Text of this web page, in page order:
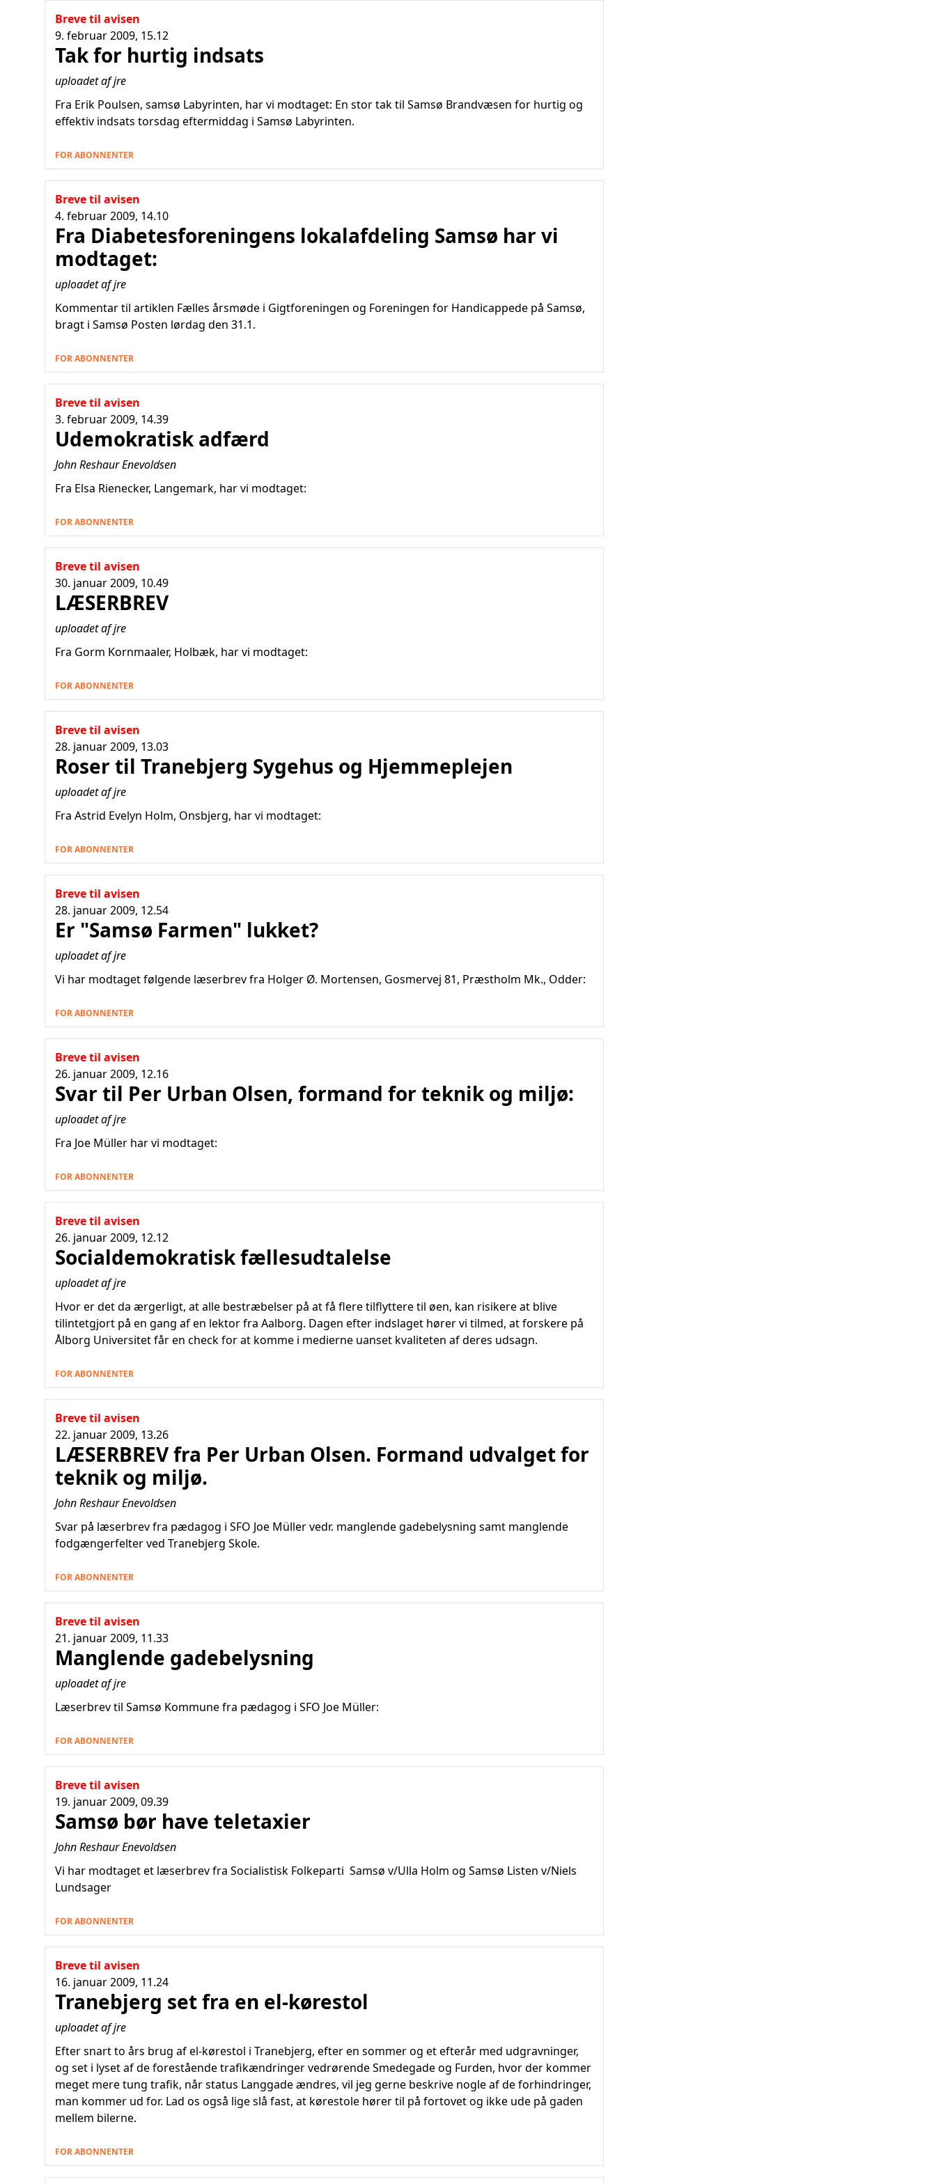
Breve til avisen
9. februar 2009, 15.12
Tak for hurtig indsats
uploadet af jre
Fra Erik Poulsen, samsø Labyrinten, har vi modtaget: En stor tak til Samsø Brandvæsen for hurtig og
effektiv indsats torsdag eftermiddag i Samsø Labyrinten.
FOR ABONNENTER
Breve til avisen
4. februar 2009, 14.10
Fra Diabetesforeningens lokalafdeling Samsø har vi
modtaget:
uploadet af jre
Kommentar til artiklen Fælles årsmøde i Gigtforeningen og Foreningen for Handicappede på Samsø,
bragt i Samsø Posten lørdag den 31.1.
FOR ABONNENTER
Breve til avisen
3. februar 2009, 14.39
Udemokratisk adfærd
John Reshaur Enevoldsen
Fra Elsa Rienecker, Langemark, har vi modtaget:
FOR ABONNENTER
Breve til avisen
30. januar 2009, 10.49
LÆSERBREV
uploadet af jre
Fra Gorm Kornmaaler, Holbæk, har vi modtaget:
FOR ABONNENTER
Breve til avisen
28. januar 2009, 13.03
Roser til Tranebjerg Sygehus og Hjemmeplejen
uploadet af jre
Fra Astrid Evelyn Holm, Onsbjerg, har vi modtaget:
FOR ABONNENTER
Breve til avisen
28. januar 2009, 12.54
Er "Samsø Farmen" lukket?
uploadet af jre
Vi har modtaget følgende læserbrev fra Holger Ø. Mortensen, Gosmervej 81, Præstholm Mk., Odder:
FOR ABONNENTER
Breve til avisen
26. januar 2009, 12.16
Svar til Per Urban Olsen, formand for teknik og miljø:
uploadet af jre
Fra Joe Müller har vi modtaget:
FOR ABONNENTER
Breve til avisen
26. januar 2009, 12.12
Socialdemokratisk fællesudtalelse
uploadet af jre
Hvor er det da ærgerligt, at alle bestræbelser på at få flere tilflyttere til øen, kan risikere at blive
tilintetgjort på en gang af en lektor fra Aalborg. Dagen efter indslaget hører vi tilmed, at forskere på
Ålborg Universitet får en check for at komme i medierne uanset kvaliteten af deres udsagn.
FOR ABONNENTER
Breve til avisen
22. januar 2009, 13.26
LÆSERBREV fra Per Urban Olsen. Formand udvalget for
teknik og miljø.
John Reshaur Enevoldsen
Svar på læserbrev fra pædagog i SFO Joe Müller vedr. manglende gadebelysning samt manglende
fodgængerfelter ved Tranebjerg Skole.
FOR ABONNENTER
Breve til avisen
21. januar 2009, 11.33
Manglende gadebelysning
uploadet af jre
Læserbrev til Samsø Kommune fra pædagog i SFO Joe Müller:
FOR ABONNENTER
Breve til avisen
19. januar 2009, 09.39
Samsø bør have teletaxier
John Reshaur Enevoldsen
Vi har modtaget et læserbrev fra Socialistisk Folkeparti  Samsø v/Ulla Holm og Samsø Listen v/Niels
Lundsager
FOR ABONNENTER
Breve til avisen
16. januar 2009, 11.24
Tranebjerg set fra en el-kørestol
uploadet af jre
Efter snart to års brug af el-kørestol i Tranebjerg, efter en sommer og et efterår med udgravninger,
og set i lyset af de forestående trafikændringer vedrørende Smedegade og Furden, hvor der kommer
meget mere tung trafik, når status Langgade ændres, vil jeg gerne beskrive nogle af de forhindringer,
man kommer ud for. Lad os også lige slå fast, at kørestole hører til på fortovet og ikke ude på gaden
mellem bilerne.
FOR ABONNENTER